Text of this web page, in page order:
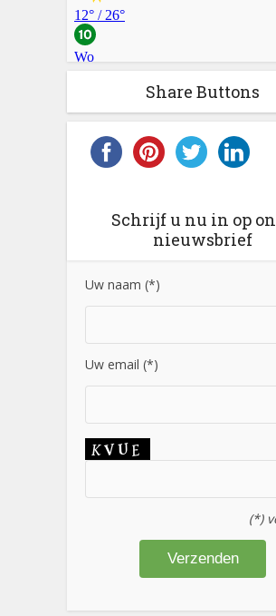
Share Buttons
Schrijf u nu in op
nieuwsbrief
Uw naam (*)
Uw email (*)
(*)